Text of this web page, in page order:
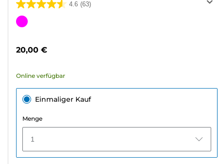
4.6 (63)
4.6
von
63
Farbpatrone
20,00 €
Online verfügbar
Einmaliger Kauf
Menge
1